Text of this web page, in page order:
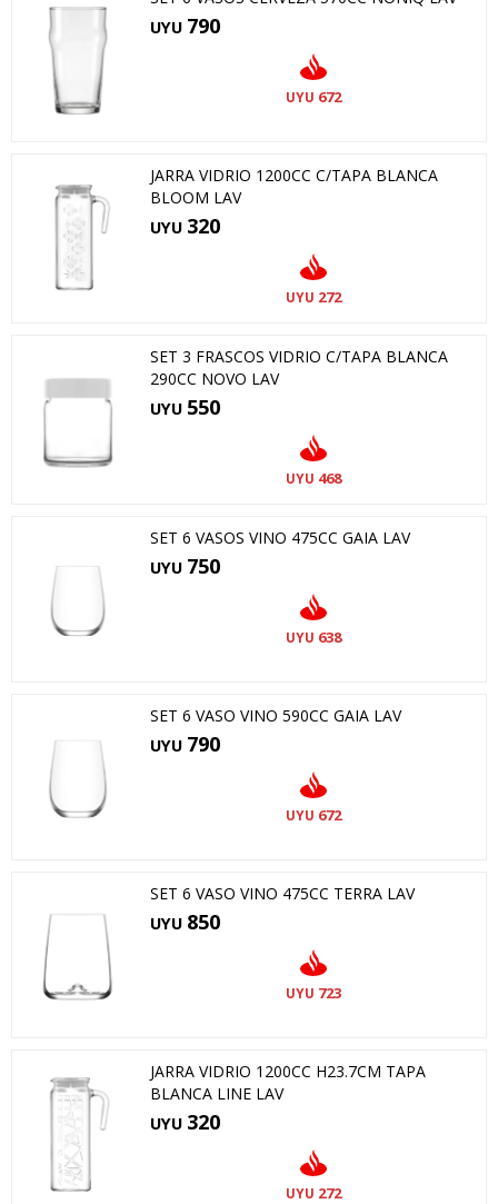
UYU 790
UYU 672
JARRA VIDRIO 1200CC C/TAPA BLANCA
BLOOM LAV
UYU 320
UYU 272
SET 3 FRASCOS VIDRIO C/TAPA BLANCA
290CC NOVO LAV
UYU 550
UYU 468
SET 6 VASOS VINO 475CC GAIA LAV
UYU 750
UYU 638
SET 6 VASO VINO 590CC GAIA LAV
UYU 790
UYU 672
SET 6 VASO VINO 475CC TERRA LAV
UYU 850
UYU 723
JARRA VIDRIO 1200CC H23.7CM TAPA
BLANCA LINE LAV
UYU 320
UYU 272